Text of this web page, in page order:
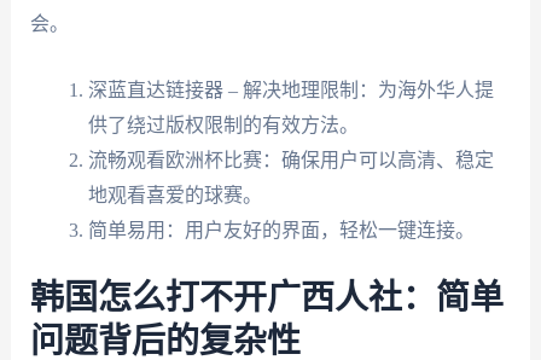
会。
深蓝直达链接器 – 解决地理限制：为海外华人提
供了绕过版权限制的有效方法。
流畅观看欧洲杯比赛：确保用户可以高清、稳定
地观看喜爱的球赛。
简单易用：用户友好的界面，轻松一键连接。
韩国怎么打不开广西人社：简单
问题背后的复杂性